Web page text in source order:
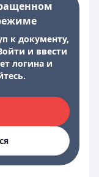
к документу,
и ввести
логина и